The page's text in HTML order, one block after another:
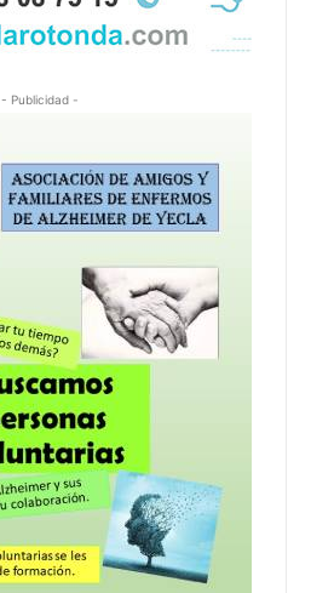
- Publicidad -